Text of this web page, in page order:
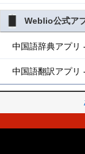
Weblio公式ア
中国語辞典アプリ
中国語翻訳アプリ